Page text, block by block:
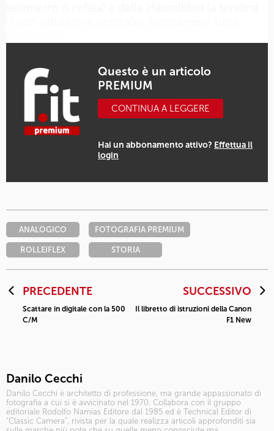
Questo è un articolo
PREMIUM
CONTINUA A LEGGERE
Hai un abbonamento attivo? Effettua il
login
ANALOGICO FOTOGRAFIA PREMIUM
ROLLEIFLEX STORIA
PRECEDENTE
Scattare in digitale con la 500
C/M
SUCCESSIVO
Il libretto di istruzioni della Canon
F1 New
Danilo Cecchi
Danilo Cecchi è architetto di professione, ma grande appassionato di
fotografia a cui si è avvicinato nel 1970. Collabora con il gruppo
editoriale Rodolfo Namias Editore dal 1985 ed è Technical Editor di
“Classic Camera”, rivista per la quale realizza articoli approfonditi sia